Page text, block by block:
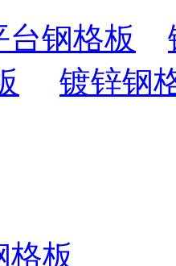
台钢格板
镀锌钢
格板